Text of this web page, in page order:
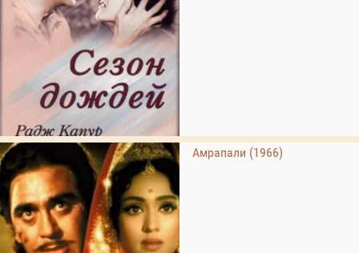
Амрапали (1966)